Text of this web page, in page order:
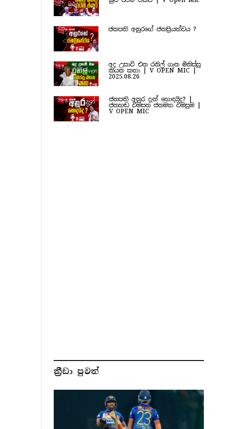
ජනපති අනුරගේ ජනප්‍රියත්වය ?
අද උසාවි එන රනිල් ගැන මිනිස්සු
කියන කතා | V OPEN MIC |
2025.08.26
ජනපති අනුර දැන් හොඳයිද? |
ජනහඬ විමසන ජනමත විමසුම |
V OPEN MIC
ක්‍රීඩා පුවත්